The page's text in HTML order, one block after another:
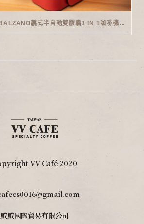
義大利基因有點神-BALZANO義式半自動雙膠囊3 IN 1咖啡機開箱
VV Café 2020
威威國際貿易有限公司